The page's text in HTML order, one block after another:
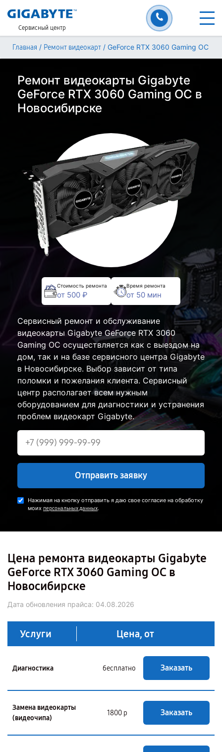
Сервисный центр
Главная / Ремонт видеокарт / GeForce RTX 3060 Gaming OC
Ремонт видеокарты Gigabyte
GeForce RTX 3060 Gaming OC в
Новосибирске
Стоимость ремонта
от 500 ₽
Время ремонта
от 50 мин
Сервисный ремонт и обслуживание
видеокарты Gigabyte GeForce RTX 3060
Gaming OC осуществляется как с выездом на
дом, так и на базе сервисного центра Gigabyte
в Новосибирске. Выбор зависит от типа
поломки и пожелания клиента. Сервисный
центр располагает всем нужным
оборудованием для диагностики и устранения
проблем видеокарт Gigabyte.
Отправить заявку
Нажимая на кнопку отправить я даю свое согласие на обработку
моих персональных данных.
Цена ремонта видеокарты Gigabyte
GeForce RTX 3060 Gaming OC в
Новосибирске
Дата обновления прайса: 04.08.2026
Услуги Цена, от
Диагностика бесплатно Заказать
Замена видеокарты
(видеочипа)
1800 р Заказать